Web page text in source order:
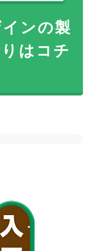
ンの製
はコチ